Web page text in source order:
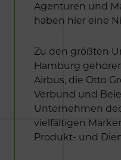
Agenturen und
haben hier eine
Zu den größten
Hamburg
Airbus, die Otto
Verbund und
Unternehmen
vielfältigen
Produkt- und